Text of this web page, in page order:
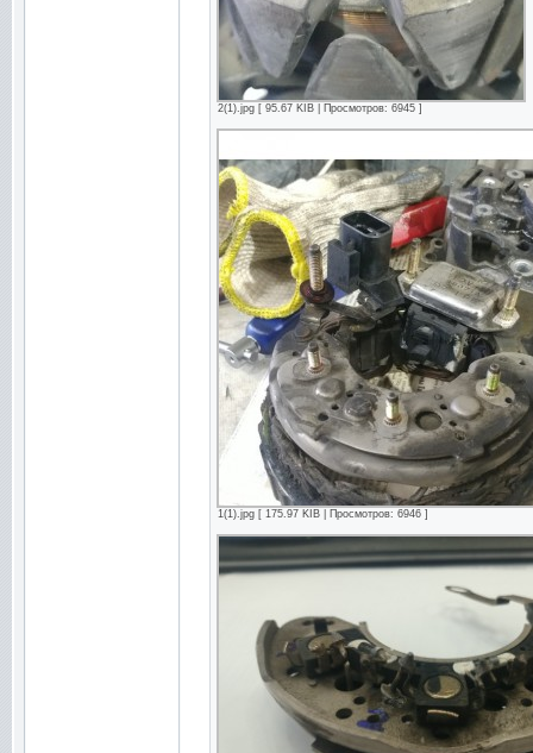
2(1).jpg [ 95.67 KIB | Просмотров: 6945 ]
1(1).jpg [ 175.97 KIB | Просмотров: 6946 ]